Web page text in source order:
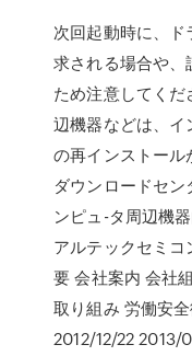
次回起動時に、
求される場合や、
ため注意してく
辺機器などは、イ
の再インストール
ダウンロードセ
ンピュ-タ周辺機
アルテックセミ
要 会社案内 会社
取り組み 労働安
2012/12/22 2013/